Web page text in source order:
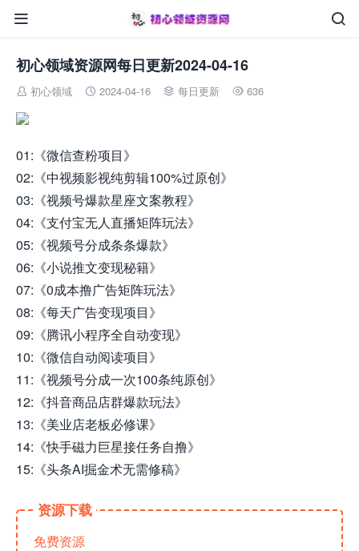


初心领域资源网每日更新2024-04-16
 初心领域  2024-04-16  每日更新  636
01:《微信查粉项目》
02:《中视频影视纯剪辑100%过原创》
03:《视频号爆款星座文案教程》
04:《支付宝无人直播矩阵玩法》
05:《视频号分成条条爆款》
06:《小说推文变现秘籍》
07:《0成本撸广告矩阵玩法》
08:《每天广告变现项目》
09:《腾讯小程序全自动变现》
10:《微信自动阅读项目》
11:《视频号分成一次100条纯原创》
12:《抖音商品店群爆款玩法》
13:《美业店老板必修课》
14:《快手磁力巨星接任务自撸》
15:《头条AI掘金术无需修稿》
资源下载
免费资源